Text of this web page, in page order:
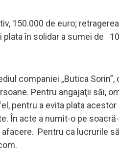
150.000 de euro;
în solidar a sumei de
companiei „Butica Sorin”,
Pentru angajaţii săi,
pentru a evita plata acestor
În acte a numit-o pe
Pentru ca lucrurile